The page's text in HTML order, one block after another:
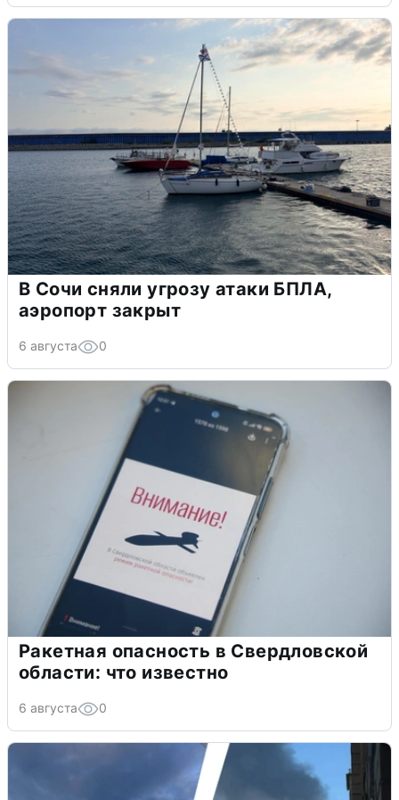
В Сочи сняли угрозу атаки БПЛА,
аэропорт закрыт
6 августа 0
Ракетная опасность в Свердловской
области: что известно
6 августа 0